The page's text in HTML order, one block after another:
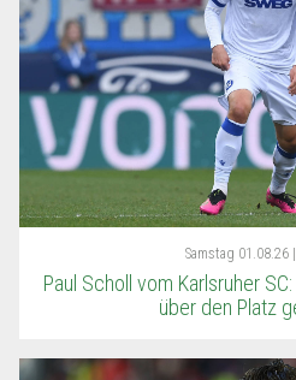
Samstag 01.08.26
Paul Scholl vom Karlsruher
über den Platz